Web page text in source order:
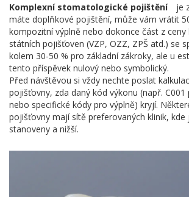
Komplexní stomatologické pojištění
je
máte doplňkové pojištění, může vám vrátit
kompozitní výplně nebo dokonce část z ceny
státních pojišťoven (VZP, OZZ, ZPŠ atd.) se
kolem 30-50 % pro základní zákroky, ale u
tento příspěvek nulový nebo symbolický.
Před návštěvou si vždy nechte poslat
pojišťovny, zda daný kód výkonu (např. C001
nebo specifické kódy pro výplně) kryjí.
pojišťovny mají sítě preferovaných klinik, kde
stanoveny a nižší.